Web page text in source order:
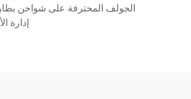
الجولف المحترفة على شواحن
إدارة